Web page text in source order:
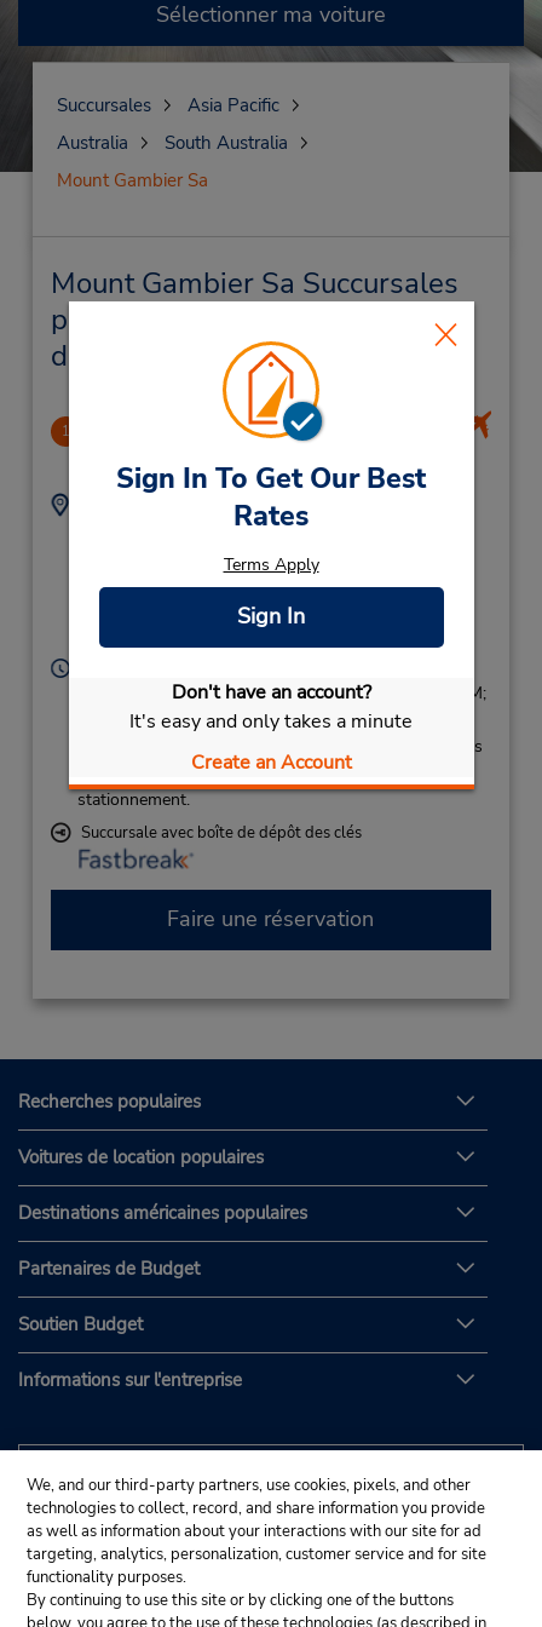
Sign In To Get Our Best
Rates
Terms Apply
Sign In
Don't have an account?
It's easy and only takes a minute
Create an Account
Sélectionner ma voiture
Succursales
Asia Pacific
Australia
South Australia
Mount Gambier Sa
Mount Gambier Sa Succursales
près de chez vous et succursales
de location de véhicule
1 Mount Gambier Airport
Adresse :
Mount Gambier,
5290,
Australia
Sun 3:00 PM - 8:00 PM; Mon - Fri 8:00 AM - 8:00 PM;
Sat 9:00 AM - 11:00 AM
Si vous arrivez, le comptoir de location se trouve dans
le terminal à une courte distance de marche du
stationnement.
Succursale avec boîte de dépôt des clés
Faire une réservation
Recherches populaires
Voitures de location populaires
Destinations américaines populaires
Partenaires de Budget
Soutien Budget
Informations sur l'entreprise
We, and our third-party partners, use cookies, pixels, and other
technologies to collect, record, and share information you provide
as well as information about your interactions with our site for ad
targeting, analytics, personalization, customer service and for site
functionality purposes.
By continuing to use this site or by clicking one of the buttons